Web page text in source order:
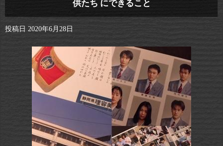
供たち にできること
投稿日 2020年6月28日